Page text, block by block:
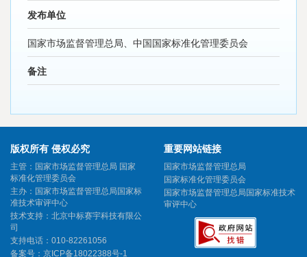
发布单位
国家市场监督管理总局、中国国家标准化管理委员会
备注
版权所有 侵权必究
主管：国家市场监督管理总局 国家
标准化管理委员会
主办：国家市场监督管理总局国家标
准技术审评中心
技术支持：北京中标赛宇科技有限公
司
支持电话：010-82261056
备案号： 京ICP备18022388号-1
重要网站链接
国家市场监督管理总局
国家标准化管理委员会
国家市场监督管理总局国家标准技术
审评中心